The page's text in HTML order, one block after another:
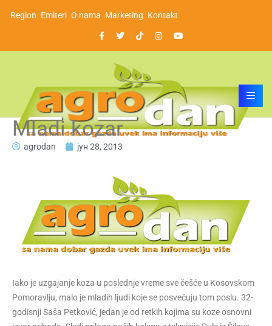
Region Emiteri O nama Marketing Kontakt
Mladi kozar
agrodan јун 28, 2013
Iako je uzgajanje koza u poslednje vreme sve češće u Kosovskom
Pomoravlju, malo je mladih ljudi koje se posvećuju tom poslu. 32-
godisnji Saša Petković, jedan je od retkih kojima su koze osnovni